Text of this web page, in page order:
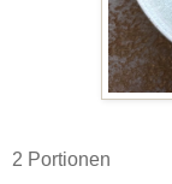
2 Portionen